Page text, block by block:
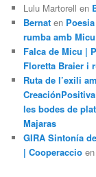
Lulu Martorell en
Bernat en
rumba amb
Falca de Micu |
Floretta Braier i
Ruta de l’exili
les bodes de
Majaras
GIRA Sintonía
| Cooperaccio en